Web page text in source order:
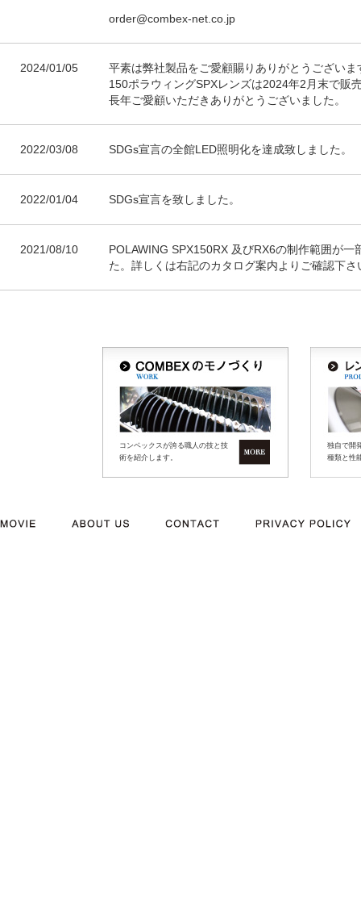
order@combex-net.co.jp
2024/01/05
平素は弊社製品をご愛顧賜りありがとうございま
150ポラウィングSPXレンズは2024年2月末で販
長年ご愛顧いただきありがとうございました。
2022/03/08 SDGs宣言の全館LED照明化を達成致しました。
2022/01/04 SDGs宣言を致しました。
2021/08/10
POLAWING SPX150RX 及びRX6の制作範囲が一
た。詳しくは右記のカタログ案内よりご確認下さ
コンベックスが誇る職人の技と技
術を紹介します。
独自で開
種類と性